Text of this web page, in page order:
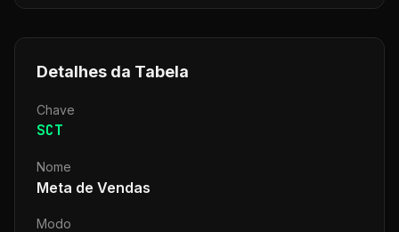
Detalhes da Tabela
Chave
SCT
Nome
Meta de Vendas
Modo